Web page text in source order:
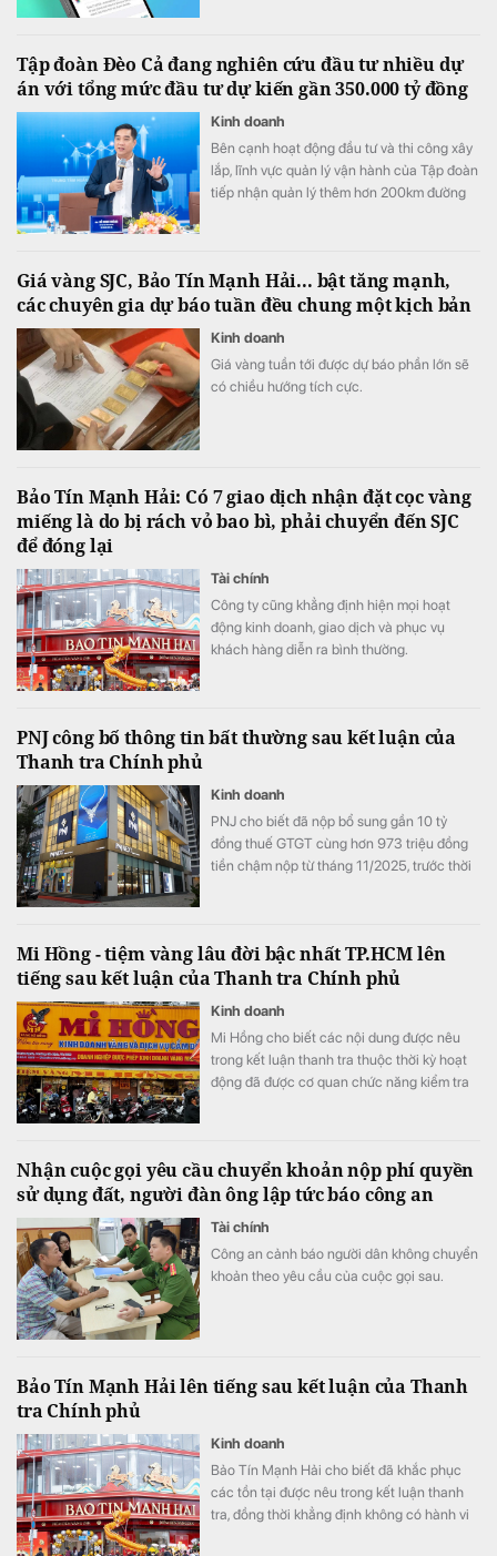
Tập đoàn Đèo Cả đang nghiên cứu đầu tư nhiều dự
án với tổng mức đầu tư dự kiến gần 350.000 tỷ đồng
Kinh doanh
Bên cạnh hoạt động đầu tư và thi công xây
lắp, lĩnh vực quản lý vận hành của Tập đoàn
tiếp nhận quản lý thêm hơn 200km đường
Giá vàng SJC, Bảo Tín Mạnh Hải... bật tăng mạnh,
các chuyên gia dự báo tuần đều chung một kịch bản
Kinh doanh
Giá vàng tuần tới được dự báo phần lớn sẽ
có chiều hướng tích cực.
Bảo Tín Mạnh Hải: Có 7 giao dịch nhận đặt cọc vàng
miếng là do bị rách vỏ bao bì, phải chuyển đến SJC
để đóng lại
Tài chính
Công ty cũng khẳng định hiện mọi hoạt
động kinh doanh, giao dịch và phục vụ
khách hàng diễn ra bình thường.
PNJ công bố thông tin bất thường sau kết luận của
Thanh tra Chính phủ
Kinh doanh
PNJ cho biết đã nộp bổ sung gần 10 tỷ
đồng thuế GTGT cùng hơn 973 triệu đồng
tiền chậm nộp từ tháng 11/2025, trước thời
Mi Hồng - tiệm vàng lâu đời bậc nhất TP.HCM lên
tiếng sau kết luận của Thanh tra Chính phủ
Kinh doanh
Mi Hồng cho biết các nội dung được nêu
trong kết luận thanh tra thuộc thời kỳ hoạt
động đã được cơ quan chức năng kiểm tra
Nhận cuộc gọi yêu cầu chuyển khoản nộp phí quyền
sử dụng đất, người đàn ông lập tức báo công an
Tài chính
Công an cảnh báo người dân không chuyển
khoản theo yêu cầu của cuộc gọi sau.
Bảo Tín Mạnh Hải lên tiếng sau kết luận của Thanh
tra Chính phủ
Kinh doanh
Bảo Tín Mạnh Hải cho biết đã khắc phục
các tồn tại được nêu trong kết luận thanh
tra, đồng thời khẳng định không có hành vi